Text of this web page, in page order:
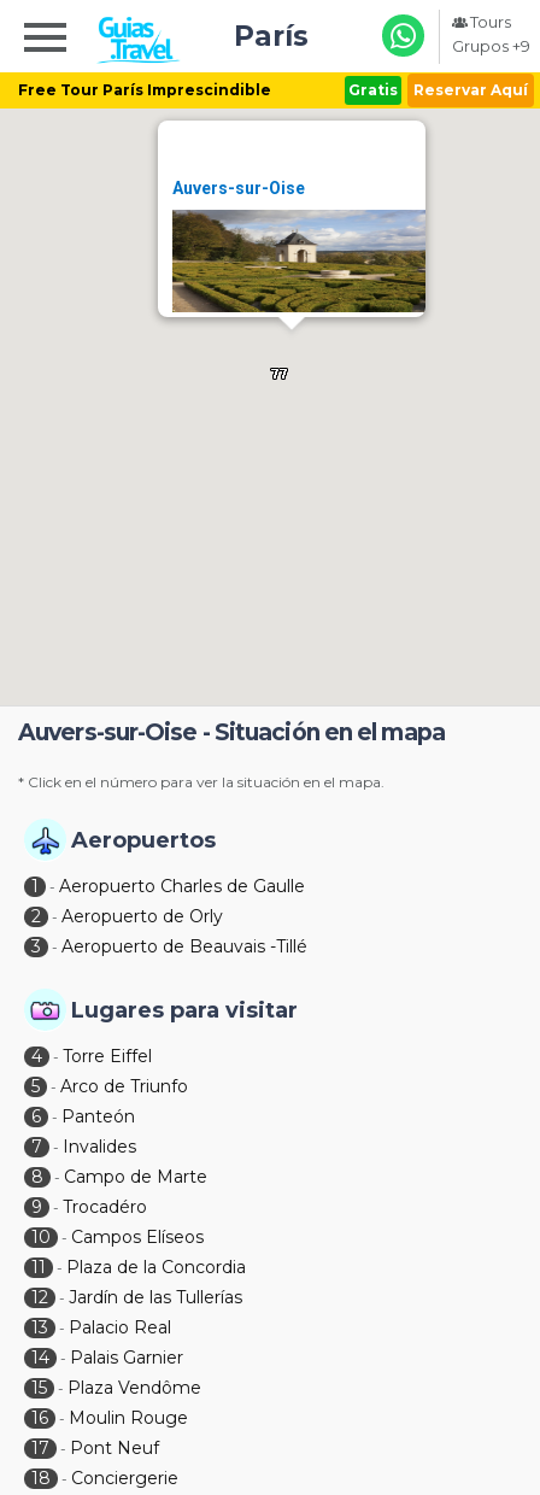
Free Tour París Imprescindible Gratis Reservar Aquí
París
Tours
Grupos +9
Auvers-sur-Oise
Auvers-sur-Oise - Situación en el mapa
* Click en el número para ver la situación en el mapa.
Aeropuertos
1 - Aeropuerto Charles de Gaulle
2 - Aeropuerto de Orly
3
- Aeropuerto de Beauvais -Tillé
Lugares para visitar
4 - Torre Eiffel
5 - Arco de Triunfo
6 - Panteón
7
- Invalides
8
- Campo de Marte
9
- Trocadéro
10
- Campos Elíseos
11
- Plaza de la Concordia
12 - Jardín de las Tullerías
13
- Palacio Real
14 - Palais Garnier
15 - Plaza Vendôme
16 - Moulin Rouge
17
- Pont Neuf
18
- Conciergerie